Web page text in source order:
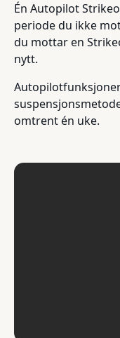
Én Autopilot
periode du ikke
du mottar en
nytt.
omtrent én uke.